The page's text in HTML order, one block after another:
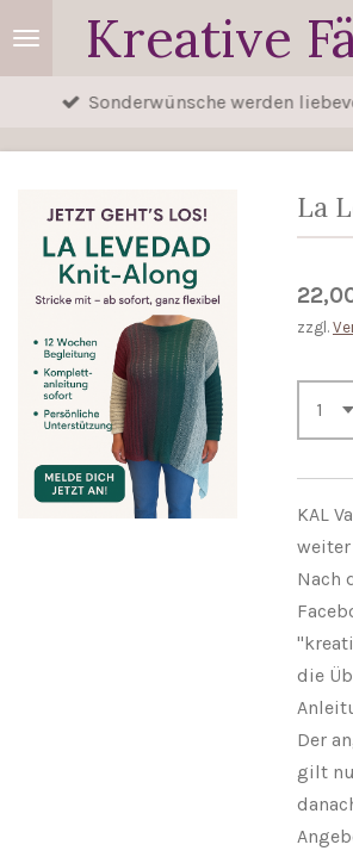
Zum
Hauptinhalt
springen
Kreative
Sonderwünsche werden
La
zzgl.
KAL
Nach
die
Der
gilt